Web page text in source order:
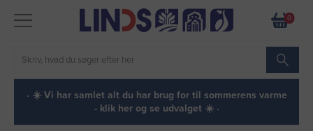
0
· ☀️ Vi har samlet alt du har brug for til sommerens varme
- klik her og se udvalget ☀️ ·